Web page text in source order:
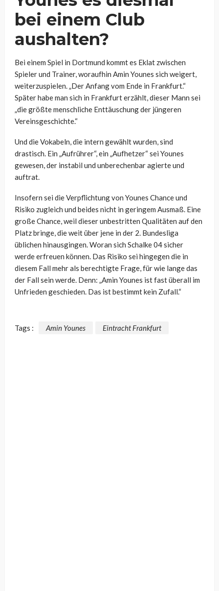
bei einem Club
aushalten?
Bei einem Spiel in Dortmund kommt es Eklat zwischen
Spieler und Trainer, woraufhin Amin Younes sich weigert,
weiterzuspielen. „Der Anfang vom Ende in Frankfurt.“
Später habe man sich in Frankfurt erzählt, dieser Mann sei
„die größte menschliche Enttäuschung der jüngeren
Vereinsgeschichte.“
Und die Vokabeln, die intern gewählt wurden, sind
drastisch. Ein „Aufrührer“, ein „Aufhetzer“ sei Younes
gewesen, der instabil und unberechenbar agierte und
auftrat.
Insofern sei die Verpflichtung von Younes Chance und
Risiko zugleich und beides nicht in geringem Ausmaß. Eine
große Chance, weil dieser unbestritten Qualitäten auf den
Platz bringe, die weit über jene in der 2. Bundesliga
üblichen hinausgingen. Woran sich Schalke 04 sicher
werde erfreuen können. Das Risiko sei hingegen die in
diesem Fall mehr als berechtigte Frage, für wie lange das
der Fall sein werde. Denn: „Amin Younes ist fast überall im
Unfrieden geschieden. Das ist bestimmt kein Zufall.“
Tags : Amin Younes Eintracht Frankfurt